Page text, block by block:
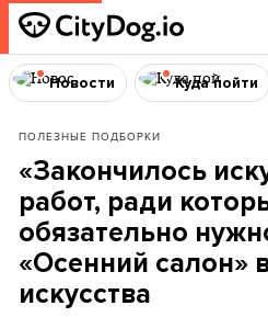
Новости Куда пойти
ПОЛЕЗНЫЕ ПОДБОРКИ
«Закончилось
работ, ради
обязательно
«Осенний салон»
искусства